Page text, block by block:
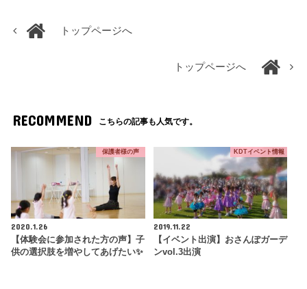
トップページへ
トップページへ
RECOMMEND こちらの記事も人気です。
保護者様の声
2020.1.26
【体験会に参加された方の声】子
供の選択肢を増やしてあげたい✨
KDTイベント情報
2019.11.22
【イベント出演】おさんぽガーデ
ンvol.3出演